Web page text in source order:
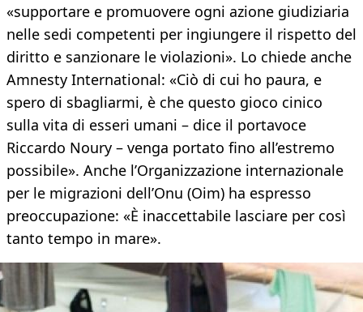
«supportare e promuovere ogni azione giudiziaria
nelle sedi competenti per ingiungere il rispetto del
diritto e sanzionare le violazioni». Lo chiede anche
Amnesty International: «Ciò di cui ho paura, e
spero di sbagliarmi, è che questo gioco cinico
sulla vita di esseri umani – dice il portavoce
Riccardo Noury – venga portato fino all’estremo
possibile». Anche l’Organizzazione internazionale
per le migrazioni dell’Onu (Oim) ha espresso
preoccupazione: «È inaccettabile lasciare per così
tanto tempo in mare».